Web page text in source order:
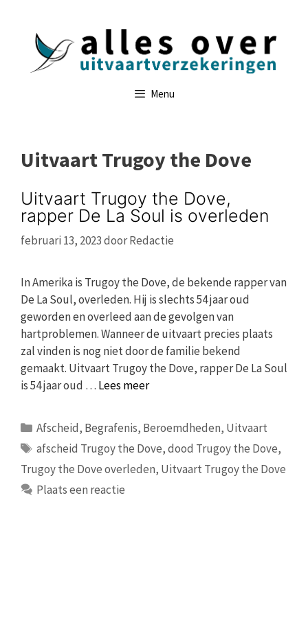
Menu
Uitvaart Trugoy the Dove
Uitvaart Trugoy the Dove,
rapper De La Soul is overleden
februari 13, 2023doorRedactie
In Amerika is Trugoy the Dove, de bekende rapper van
De La Soul, overleden. Hij is slechts 54 jaar oud
geworden en overleed aan de gevolgen van
hartproblemen. Wanneer de uitvaart precies plaats
zal vinden is nog niet door de familie bekend
gemaakt. Uitvaart Trugoy the Dove, rapper De La Soul
is 54 jaar oud … Lees meer
Categorieën
Afscheid, Begrafenis, Beroemdheden, Uitvaart
Tags
afscheid Trugoy the Dove,dood Trugoy the Dove,
Trugoy the Dove overleden, Uitvaart Trugoy the Dove
Plaats een reactie